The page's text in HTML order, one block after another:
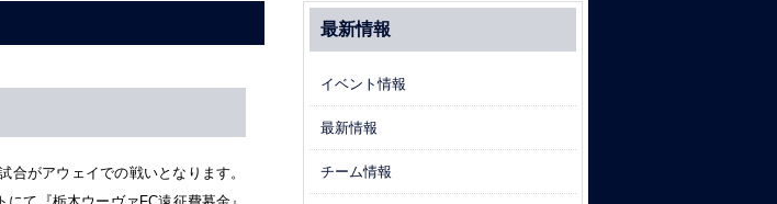
がアウェイでの戦いとなります。
最新情報
イベント情報
最新情報
チーム情報